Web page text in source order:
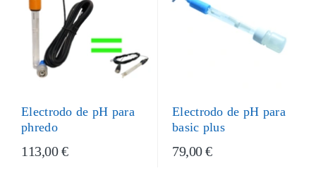
Electrodo de pH para
phredo
113,00 €
Electrodo de pH para
basic plus
79,00 €